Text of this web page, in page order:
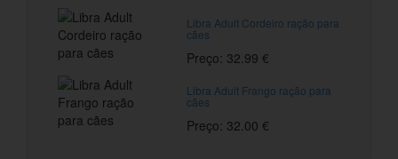
Libra Adult Cordeiro ração para
cães
Preço: 32.99 €
Libra Adult Frango ração para
cães
Preço: 32.00 €